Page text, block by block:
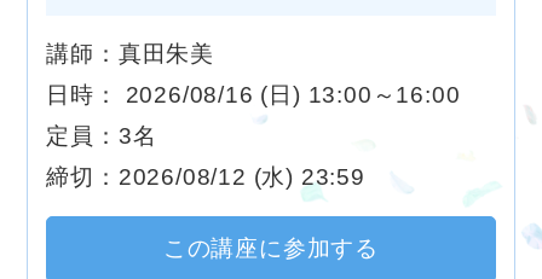
講師：真田朱美
日時： 2026/08/16 (日) 13:00～16:00
定員：3名
締切：2026/08/12 (水) 23:59
この講座に参加する